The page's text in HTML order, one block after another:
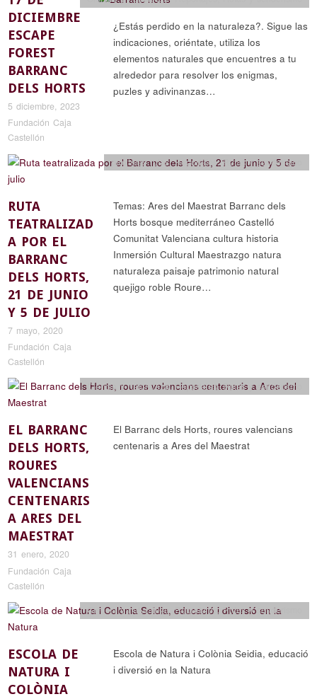
DICIEMBRE
ESCAPE
FOREST
BARRANC
DELS HORTS
5 diciembre, 2023
Fundación Caja
Castellón
¿Estás perdido en la naturaleza?. Sigue las
indicaciones, oriéntate, utiliza los
elementos naturales que encuentres a tu
alrededor para resolver los enigmas,
puzles y adivinanzas…
RUTA
TEATRALIZAD
A POR EL
BARRANC
DELS HORTS,
21 DE JUNIO
Y 5 DE JULIO
7 mayo, 2020
Fundación Caja
Castellón
próximas rutas,Reportajes,Rutas y senderismo
Temas: Ares del Maestrat Barranc dels
Horts bosque mediterráneo Castelló
Comunitat Valenciana cultura historia
Inmersión Cultural Maestrazgo natura
naturaleza paisaje patrimonio natural
quejigo roble Roure…
EL BARRANC
DELS HORTS,
ROURES
VALENCIANS
CENTENARIS
A ARES DEL
MAESTRAT
31 enero, 2020
Fundación Caja
Castellón
Ciencia y naturaleza,Reportajes,Rutas y senderismo
El Barranc dels Horts, roures valencians
centenaris a Ares del Maestrat
ESCOLA DE
NATURA I
COLÒNIA
Ciencia y naturaleza,Reportajes ,Rutas y senderismo
Escola de Natura i Colònia Seidia, educació
i diversió en la Natura